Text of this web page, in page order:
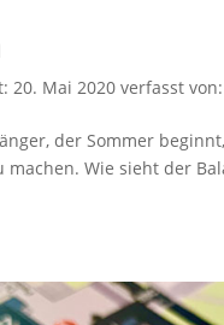
20. Mai 2020 verfasst von:
der Sommer
machen. Wie sieht der